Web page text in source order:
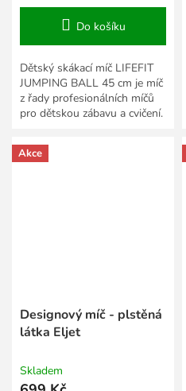
Do košíku
Dětský skákací míč LIFEFIT
JUMPING BALL 45 cm je míč
z řady profesionálních míčů
pro dětskou zábavu a cvičení.
45 cm je opatřen...
Akce
Designový míč - plstěná
látka Eljet
Skladem